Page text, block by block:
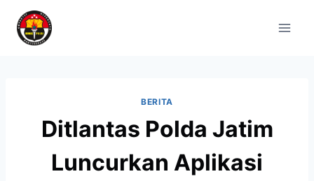
BERITA
Ditlantas Polda Jatim
Luncurkan Aplikasi